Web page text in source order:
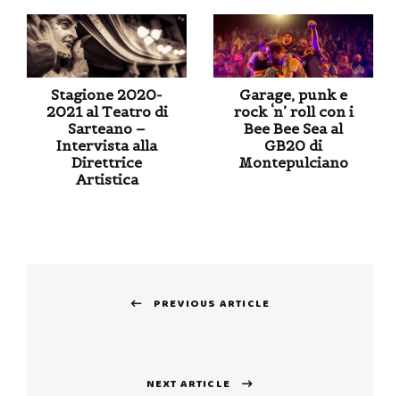
Stagione 2020-
2021 al Teatro di
Sarteano –
Intervista alla
Direttrice
Artistica
Garage, punk e
rock ‘n’ roll con i
Bee Bee Sea al
GB20 di
Montepulciano
PREVIOUS ARTICLE
NEXT ARTICLE